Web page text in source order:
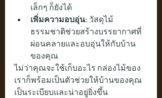
เล็กๆ ก็ยังได้
เพิ่มความอบอุ่น: วัสดุไม้
ธรรมชาติช่วยสร้างบรรยากาศที่
ผ่อนคลายและอบอุ่นให้กับบ้าน
ของคุณ
ไม่ว่าคุณจะใช้เก็บอะไร กล่องไม้ของ
เราก็พร้อมเป็นตัวช่วยให้บ้านของคุณ
เป็นระเบียบและน่าอยู่ยิ่งขึ้น